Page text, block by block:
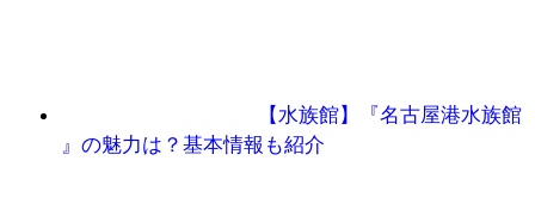
【水族館】『名古屋港水族館
』の魅力は？基本情報も紹介